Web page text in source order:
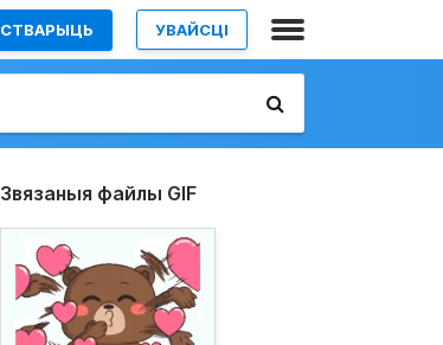
СТВАРЫЦЬ УВАЙСЦІ
Звязаныя файлы GIF